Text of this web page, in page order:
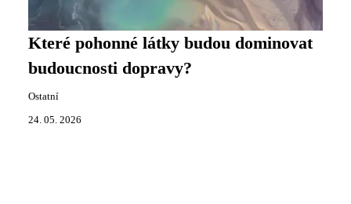
Které pohonné látky budou dominovat
budoucnosti dopravy?
Ostatní
24. 05. 2026